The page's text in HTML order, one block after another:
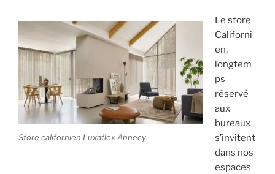
Store californien Luxaflex Annecy
Le store
Californi
en,
longtem
ps
réservé
aux
bureaux
s’invitent
dans nos
espaces